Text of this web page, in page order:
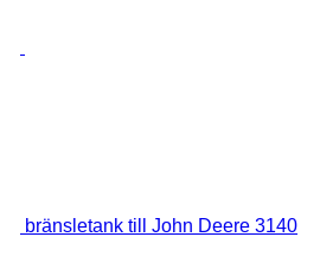
bränsletank till John Deere 3140